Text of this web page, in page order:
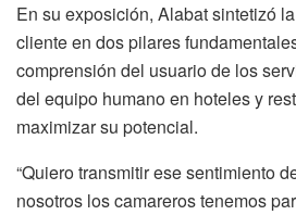
En su exposición, Alabat sintetizó
cliente en dos pilares
comprensión del usuario de los
del equipo humano en hoteles y
maximizar su potencial.
“Quiero transmitir ese sentimiento
nosotros los camareros tenemos